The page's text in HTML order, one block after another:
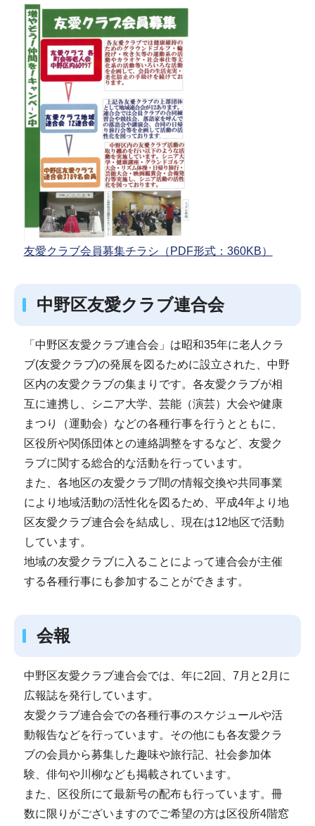
友愛クラブ会員募集チラシ（PDF形式：360KB）
中野区友愛クラブ連合会
「中野区友愛クラブ連合会」は昭和35年に老人クラ
ブ(友愛クラブ)の発展を図るために設立された、中野
区内の友愛クラブの集まりです。各友愛クラブが相
互に連携し、シニア大学、芸能（演芸）大会や健康
まつり（運動会）などの各種行事を行うとともに、
区役所や関係団体との連絡調整をするなど、友愛ク
ラブに関する総合的な活動を行っています。
また、各地区の友愛クラブ間の情報交換や共同事業
により地域活動の活性化を図るため、平成4年より地
区友愛クラブ連合会を結成し、現在は12地区で活動
しています。
地域の友愛クラブに入ることによって連合会が主催
する各種行事にも参加することができます。
会報
中野区友愛クラブ連合会では、年に2回、7月と2月に
広報誌を発行しています。
友愛クラブ連合会での各種行事のスケジュールや活
動報告などを行っています。その他にも各友愛クラ
ブの会員から募集した趣味や旅行記、社会参加体
験、俳句や川柳なども掲載されています。
また、区役所にて最新号の配布も行っています。冊
数に限りがございますのでご希望の方は区役所4階窓